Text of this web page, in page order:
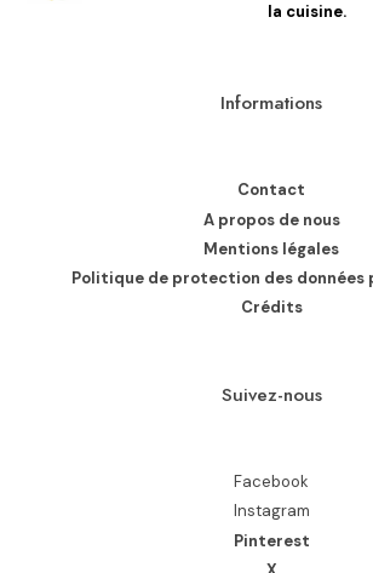
la cuisine.
Informations
Contact
A propos de nous
Mentions légales
Politique de protection des données
Crédits
Suivez-nous
Facebook
Instagram
Pinterest